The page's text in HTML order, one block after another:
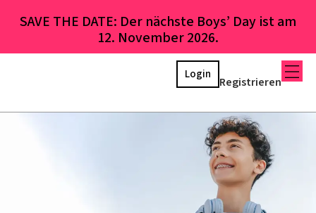
SAVE THE DATE: Der nächste Boys’ Day ist am
12. November 2026.
Registrieren
Login